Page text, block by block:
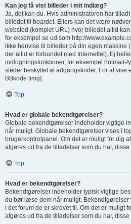
Kan jeg få vist billeder i mit indlæg?
Ja, det kan du. Hvis administratoren har
billedet til boardet. Ellers kan det være
websted (komplet URL) hvor billedet altid
for eksempel se ud som http://
ikke henvise til billeder på din egen maskine
der altid er forbundet med Internettet). Ej
indlogningsfunktioner, for eksempel hotmail-/
steder beskyttet af adgangskoder. For at vise
BBkode [img].
Top
Hvad er globale bekendtgørelser?
Globale bekendtgørelser indeholder vigtige
når muligt. Globale bekendtgørelser vises i
brugerkontrolpanel. Om det er muligt for dig
afgøres ud fra de tilladelser som du har,
Top
Hvad er bekendtgørelser?
Bekendtgørelser indeholder typisk vigtige
du bør læse dem når muligt.
i det forum de er skrevet til. Om det er muligt
afgøres ud fra de tilladelser som du har,